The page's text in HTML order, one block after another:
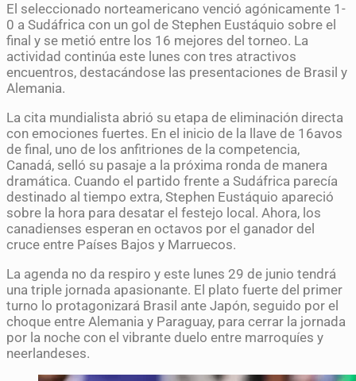
El seleccionado norteamericano venció agónicamente 1-
0 a Sudáfrica con un gol de Stephen Eustáquio sobre el
final y se metió entre los 16 mejores del torneo. La
actividad continúa este lunes con tres atractivos
encuentros, destacándose las presentaciones de Brasil y
Alemania.
La cita mundialista abrió su etapa de eliminación directa
con emociones fuertes. En el inicio de la llave de 16avos
de final, uno de los anfitriones de la competencia,
Canadá, selló su pasaje a la próxima ronda de manera
dramática. Cuando el partido frente a Sudáfrica parecía
destinado al tiempo extra, Stephen Eustáquio apareció
sobre la hora para desatar el festejo local. Ahora, los
canadienses esperan en octavos por el ganador del
cruce entre Países Bajos y Marruecos.
La agenda no da respiro y este lunes 29 de junio tendrá
una triple jornada apasionante. El plato fuerte del primer
turno lo protagonizará Brasil ante Japón, seguido por el
choque entre Alemania y Paraguay, para cerrar la jornada
por la noche con el vibrante duelo entre marroquíes y
neerlandeses.